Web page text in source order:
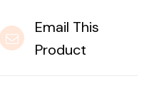
Email This
Product